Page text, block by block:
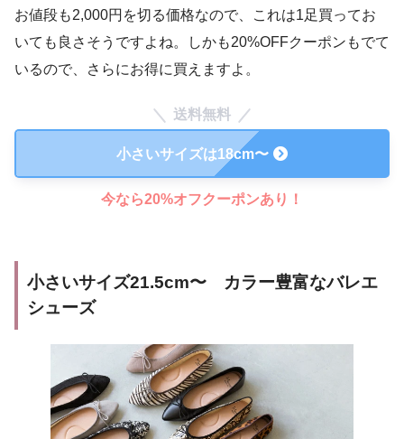
お値段も2,000円を切る価格なので、これは1足買ってお
いても良さそうですよね。しかも20%OFFクーポンもでて
いるので、さらにお得に買えますよ。
送料無料
小さいサイズは18cm〜
今なら20%オフクーポンあり！
小さいサイズ21.5cm〜 カラー豊富なバレエ
シューズ